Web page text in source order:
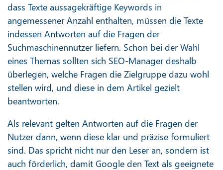
dass Texte aussagekräftige Keywords in
angemessener Anzahl enthalten, müssen die Texte
indessen Antworten auf die Fragen der
Suchmaschinennutzer liefern. Schon bei der Wahl
eines Themas sollten sich SEO-Manager deshalb
überlegen, welche Fragen die Zielgruppe dazu wohl
stellen wird, und diese in dem Artikel gezielt
beantworten.
Als relevant gelten Antworten auf die Fragen der
Nutzer dann, wenn diese klar und präzise formuliert
sind. Das spricht nicht nur den Leser an, sondern ist
auch förderlich, damit Google den Text als geeignete